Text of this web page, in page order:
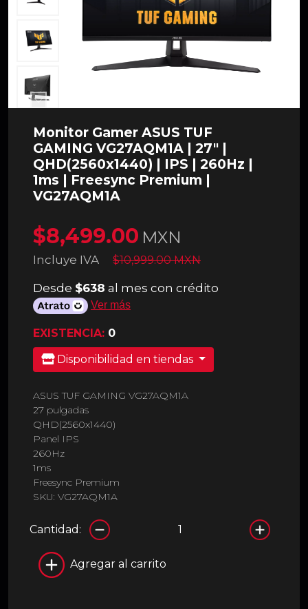
Monitor Gamer ASUS TUF
GAMING VG27AQM1A | 27" |
QHD(2560x1440) | IPS | 260Hz |
1ms | Freesync Premium |
VG27AQM1A
$8,499.00 MXN
Incluye IVA $10,999.00 MXN
Desde $638 al mes con crédito
Ver más
EXISTENCIA: 0
Disponibilidad en tiendas
ASUS TUF GAMING VG27AQM1A
27 pulgadas
QHD(2560x1440)
Panel IPS
260Hz
1ms
Freesync Premium
SKU: VG27AQM1A
Cantidad:
Agregar al carrito